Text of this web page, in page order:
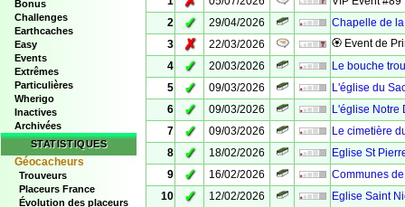
Bonus
Challenges
Earthcaches
Easy
Events
Extrêmes
Particulières
Wherigo
Inactives
Archivées
STATISTIQUES
Géocacheurs
Trouveurs
Placeurs France
Évolution des placeurs
2
✓ 29/04/2026
Chapelle de
3
✗ 22/03/2026
🏵 Event de
4
✓ 20/03/2026
Le bouche
5
✓ 09/03/2026
L'église du
6
✓ 09/03/2026
L'église Notre
7
✓ 09/03/2026
Le cimetière
8
✓ 18/02/2026
Eglise St
9
✓ 16/02/2026
Communes
10
✓ 12/02/2026
Eglise Saint